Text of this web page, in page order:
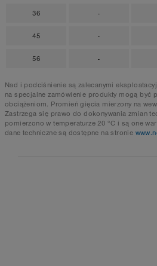
36 -
45 -
56 -
Nad i podciśnienie są zalecanymi
na specjalne zamówienie produkty mogą być
obciążeniom. Promień gięcia mierzony na
Zastrzega się prawo do dokonywania zmian
pomierzono w temperaturze 20 °C i są one
dane techniczne są dostępne na stronie